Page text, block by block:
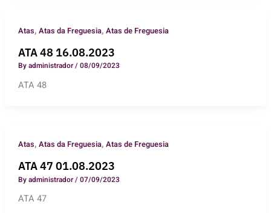
Atas, Atas da Freguesia, Atas de Freguesia
ATA 48 16.08.2023
Byadministrador/08/09/2023
ATA 48
Atas, Atas da Freguesia, Atas de Freguesia
ATA 47 01.08.2023
Byadministrador/07/09/2023
ATA 47